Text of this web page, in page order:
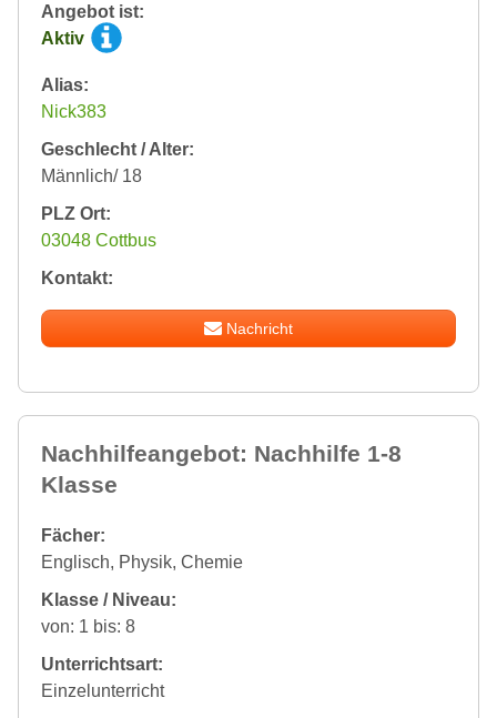
Angebot ist:
Aktiv
Alias:
Nick383
Geschlecht / Alter:
Männlich/ 18
PLZ Ort:
03048 Cottbus
Kontakt:
Nachricht
Nachhilfeangebot: Nachhilfe 1-8
Klasse
Fächer:
Englisch, Physik, Chemie
Klasse / Niveau:
von: 1 bis: 8
Unterrichtsart:
Einzelunterricht